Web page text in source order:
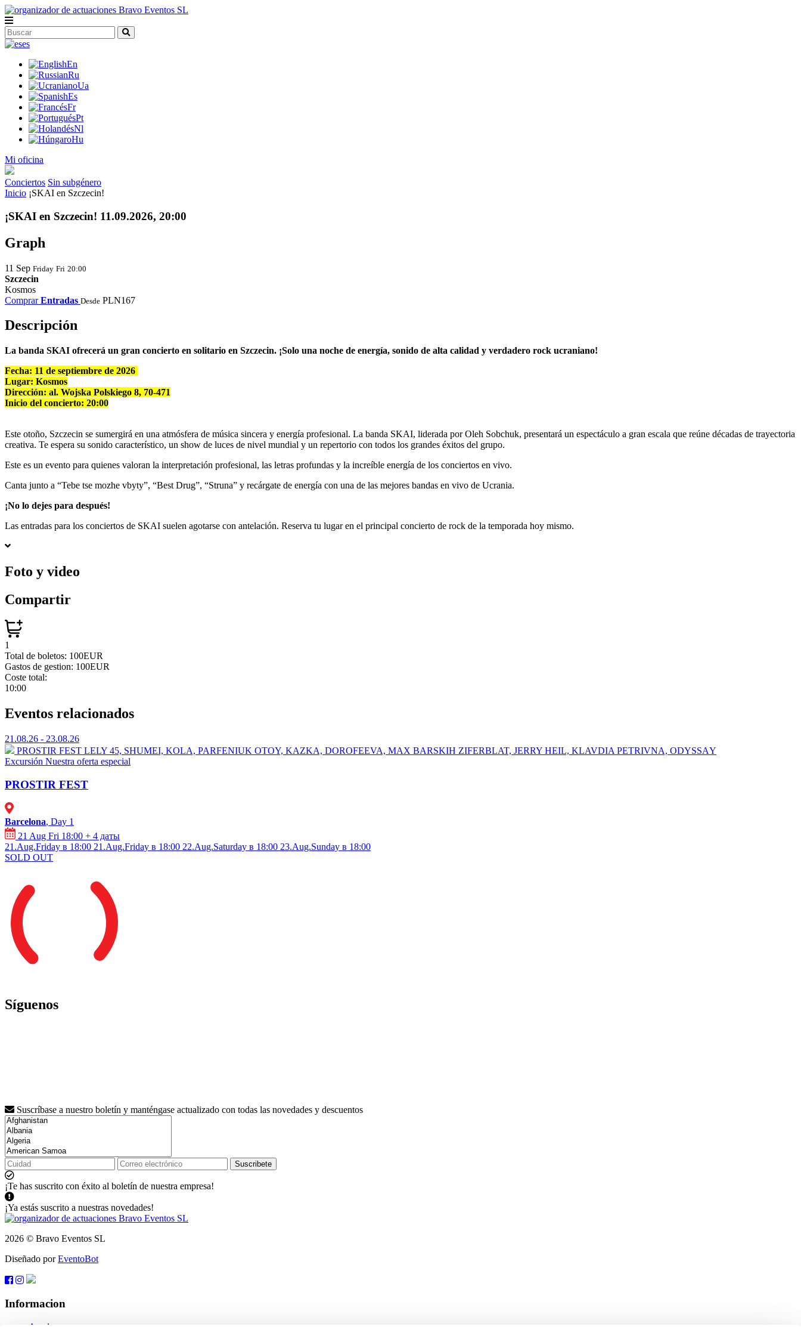
es
En
Ru
Ua
Es
Fr
Pt
Nl
Hu
Mi oficina
Conciertos Sin subgénero
Inicio ¡SKAI en Szczecin!
¡SKAI en Szczecin! 11.09.2026, 20:00
Graph
11 Sep Friday Fri 20:00
Szczecin
Kosmos
ComprarEntradas Desde PLN167
Descripción
La banda SKAI ofrecerá un gran concierto en solitario en Szczecin. ¡Solo una noche de energía, sonido de alta calidad y verdadero rock ucraniano!
Fecha: 11 de septiembre de 2026
Lugar: Kosmos
Dirección: al. Wojska Polskiego 8, 70-471
Inicio del concierto: 20:00
Este otoño, Szczecin se sumergirá en una atmósfera de música sincera y energía profesional. La banda SKAI, liderada por Oleh Sobchuk, presentará un espectáculo a gran escala que reúne décadas de trayectoria
creativa. Te espera su sonido característico, un show de luces de nivel mundial y un repertorio con todos los grandes éxitos del grupo.
Este es un evento para quienes valoran la interpretación profesional, las letras profundas y la increíble energía de los conciertos en vivo.
Canta junto a “Tebe tse mozhe vbyty”, “Best Drug”, “Struna” y recárgate de energía con una de las mejores bandas en vivo de Ucrania.
¡No lo dejes para después!
Las entradas para los conciertos de SKAI suelen agotarse con antelación. Reserva tu lugar en el principal concierto de rock de la temporada hoy mismo.
Foto y video
Compartir
1
Total de boletos: 100EUR
Gastos de gestion: 100EUR
Coste total:
10:00
Eventos relacionados
21.08.26 - 23.08.26
PROSTIR FEST ⁠LELY 45, ⁠SHUMEI,⁠ ⁠KOLA, ⁠⁠PARFENIUK OTOY, KAZKA, DOROFEEVA, MAX BARSKIH ⁠ZIFERBLAT, ⁠JERRY HEIL, ⁠⁠KLAVDIA PETRIVNA, ⁠ODYSSАY
Excursión Nuestra oferta especial
PROSTIR FEST
Barcelona, Day 1
21 Aug Fri 18:00 + 4 даты
21.Aug.Friday в 18:00 21.Aug.Friday в 18:00 22.Aug.Saturday в 18:00 23.Aug.Sunday в 18:00
SOLD OUT
Síguenos
Suscríbase a nuestro boletín y manténgase actualizado con todas las novedades y descuentos
Suscribete
¡Te has suscrito con éxito al boletín de nuestra empresa!
¡Ya estás suscrito a nuestras novedades!
2026 © Bravo Eventos SL
Diseñado porEventoBot
Informacion
Ayuda